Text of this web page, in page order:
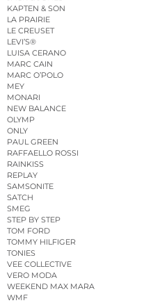
KAPTEN & SON
LA PRAIRIE
LE CREUSET
LEVI’S®
LUISA CERANO
MARC CAIN
MARC O’POLO
MEY
MONARI
NEW BALANCE
OLYMP
ONLY
PAUL GREEN
RAFFAELLO ROSSI
RAINKISS
REPLAY
SAMSONITE
SATCH
SMEG
STEP BY STEP
TOM FORD
TOMMY HILFIGER
TONIES
VEE COLLECTIVE
VERO MODA
WEEKEND MAX MARA
WMF